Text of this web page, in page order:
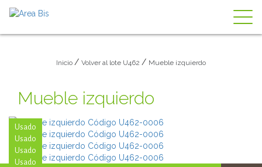
Inicio / Volver al lote U462 / Mueble izquierdo
Mueble izquierdo
Usado
Usado
Usado
Usado